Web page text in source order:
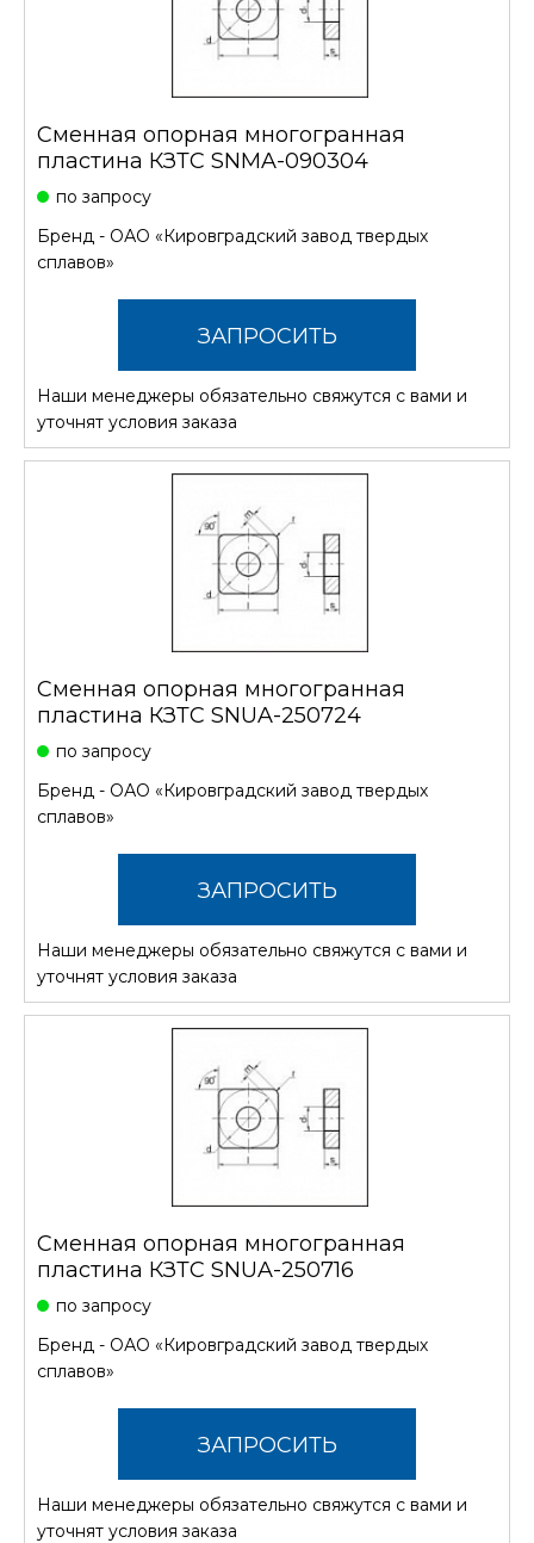
Сменная опорная многогранная
пластина КЗТС SNMA-090304
по запросу
Бренд - ОАО «Кировградский завод твердых
сплавов»
ЗАПРОСИТЬ
СТОИМОСТЬ
Наши менеджеры обязательно свяжутся с вами и
уточнят условия заказа
Сменная опорная многогранная
пластина КЗТС SNUA-250724
по запросу
Бренд - ОАО «Кировградский завод твердых
сплавов»
ЗАПРОСИТЬ
СТОИМОСТЬ
Наши менеджеры обязательно свяжутся с вами и
уточнят условия заказа
Сменная опорная многогранная
пластина КЗТС SNUA-250716
по запросу
Бренд - ОАО «Кировградский завод твердых
сплавов»
ЗАПРОСИТЬ
СТОИМОСТЬ
Наши менеджеры обязательно свяжутся с вами и
уточнят условия заказа